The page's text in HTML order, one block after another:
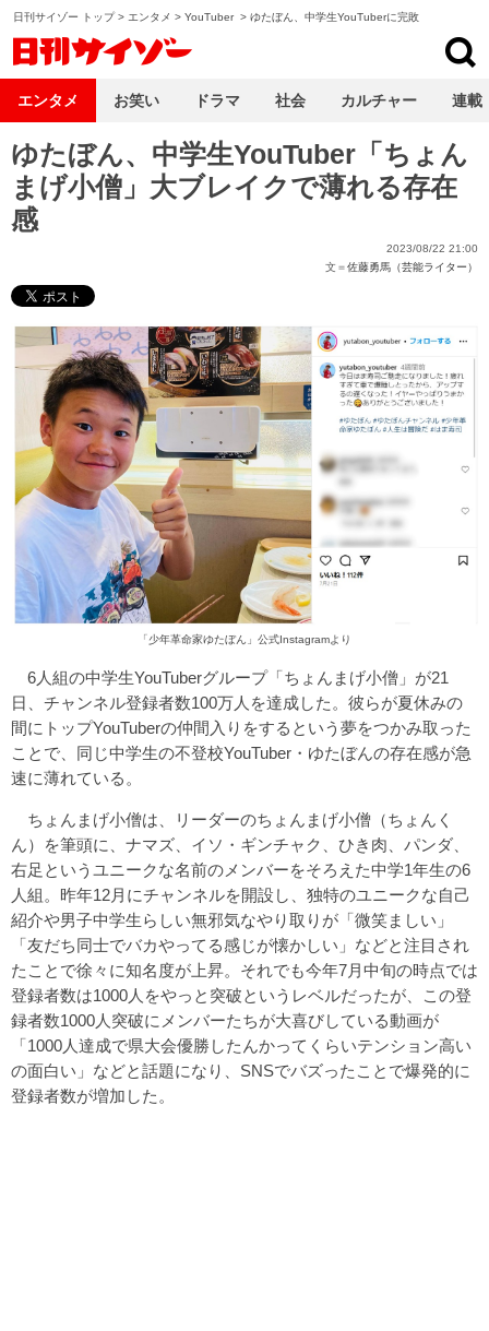
日刊サイゾー トップ> エンタメ > YouTuber > ゆたぼん、中学生YouTuberに完敗
ゆたぼん、中学生YouTuber「ちょん
まげ小僧」大ブレイクで薄れる存在
感
2023/08/22 21:00
文＝佐藤勇馬（芸能ライター）
「少年革命家ゆたぼん」公式Instagramより
6人組の中学生YouTuberグループ「ちょんまげ小僧」が21
日、チャンネル登録者数100万人を達成した。彼らが夏休みの
間にトップYouTuberの仲間入りをするという夢をつかみ取った
ことで、同じ中学生の不登校YouTuber・ゆたぼんの存在感が急
速に薄れている。
ちょんまげ小僧は、リーダーのちょんまげ小僧（ちょんく
ん）を筆頭に、ナマズ、イソ・ギンチャク、ひき肉、パンダ、
右足というユニークな名前のメンバーをそろえた中学1年生の6
人組。昨年12月にチャンネルを開設し、独特のユニークな自己
紹介や男子中学生らしい無邪気なやり取りが「微笑ましい」
「友だち同士でバカやってる感じが懐かしい」などと注目され
たことで徐々に知名度が上昇。それでも今年7月中旬の時点では
登録者数は1000人をやっと突破というレベルだったが、この登
録者数1000人突破にメンバーたちが大喜びしている動画が
「1000人達成で県大会優勝したんかってくらいテンション高い
の面白い」などと話題になり、SNSでバズったことで爆発的に
登録者数が増加した。
エンタメ お笑い ドラマ 社会 カルチャー 連載